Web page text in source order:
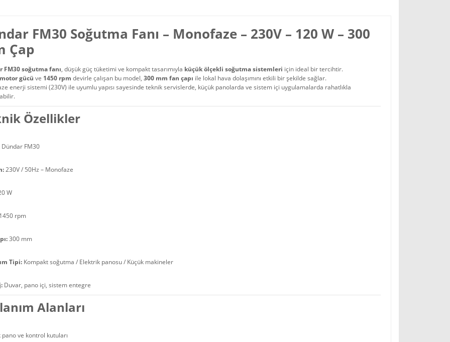
FM30 Soğutma Fanı – Monofaze – 230V – 120 W – 300
Çap
FM30 soğutma fanı, düşük güç tüketimi ve kompakt tasarımıyla küçük ölçekli soğutma sistemleri için ideal bir tercihtir.
gücü ve 1450 rpm devirle çalışan bu model, 300 mm fan çapı ile lokal hava dolaşımını etkili bir şekilde sağlar.
enerji sistemi (230V) ile uyumlu yapısı sayesinde teknik servislerde, küçük panolarda ve sistem içi uygulamalarda rahatlıkla
Özellikler
Dündar FM30
230V / 50Hz – Monofaze
W
1450 rpm
300 mm
Tipi: Kompakt soğutma / Elektrik panosu / Küçük makineler
Duvar, pano içi, sistem entegre
Alanları
pano ve kontrol kutuları